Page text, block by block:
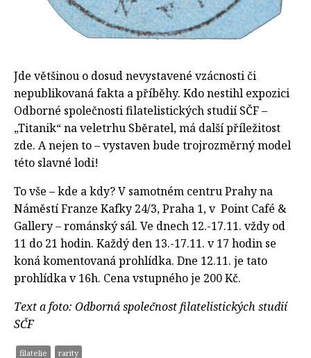
Jde většinou o dosud nevystavené vzácnosti či
nepublikovaná fakta a příběhy. Kdo nestihl expozici
Odborné společnosti filatelistických studií SČF –
„Titanik“ na veletrhu Sběratel, má další příležitost
zde. A nejen to – vystaven bude trojrozměrný model
této slavné lodi!
To vše – kde a kdy? V samotném centru Prahy na
Náměstí Franze Kafky 24/3, Praha 1, v Point Café &
Gallery – románský sál. Ve dnech 12.-17.11. vždy od
11 do 21 hodin. Každý den 13.-17.11. v 17 hodin se
koná komentovaná prohlídka. Dne 12.11. je tato
prohlídka v 16h. Cena vstupného je 200 Kč.
Text a foto: Odborná společnost filatelistických studií
SČF
filatelie rarity